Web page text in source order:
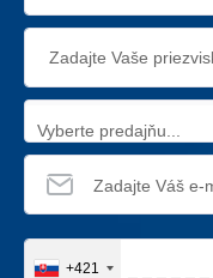
Vyberte predajňu...
+421